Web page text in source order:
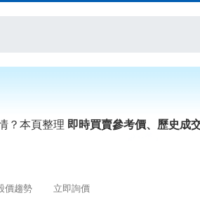
？本頁整理 即時買賣參考價、歷史成
價趨勢 立即詢價